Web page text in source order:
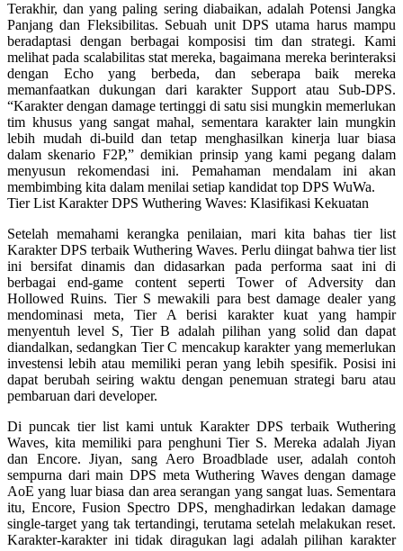
Terakhir, dan yang paling sering diabaikan, adalah Potensi Jangka
Panjang dan Fleksibilitas. Sebuah unit DPS utama harus mampu
beradaptasi dengan berbagai komposisi tim dan strategi. Kami
melihat pada scalabilitas stat mereka, bagaimana mereka berinteraksi
dengan Echo yang berbeda, dan seberapa baik mereka
memanfaatkan dukungan dari karakter Support atau Sub-DPS.
“Karakter dengan damage tertinggi di satu sisi mungkin memerlukan
tim khusus yang sangat mahal, sementara karakter lain mungkin
lebih mudah di-build dan tetap menghasilkan kinerja luar biasa
dalam skenario F2P,” demikian prinsip yang kami pegang dalam
menyusun rekomendasi ini. Pemahaman mendalam ini akan
membimbing kita dalam menilai setiap kandidat top DPS WuWa.
Tier List Karakter DPS Wuthering Waves: Klasifikasi Kekuatan
Setelah memahami kerangka penilaian, mari kita bahas tier list
Karakter DPS terbaik Wuthering Waves. Perlu diingat bahwa tier list
ini bersifat dinamis dan didasarkan pada performa saat ini di
berbagai end-game content seperti Tower of Adversity dan
Hollowed Ruins. Tier S mewakili para best damage dealer yang
mendominasi meta, Tier A berisi karakter kuat yang hampir
menyentuh level S, Tier B adalah pilihan yang solid dan dapat
diandalkan, sedangkan Tier C mencakup karakter yang memerlukan
investensi lebih atau memiliki peran yang lebih spesifik. Posisi ini
dapat berubah seiring waktu dengan penemuan strategi baru atau
pembaruan dari developer.
Di puncak tier list kami untuk Karakter DPS terbaik Wuthering
Waves, kita memiliki para penghuni Tier S. Mereka adalah Jiyan
dan Encore. Jiyan, sang Aero Broadblade user, adalah contoh
sempurna dari main DPS meta Wuthering Waves dengan damage
AoE yang luar biasa dan area serangan yang sangat luas. Sementara
itu, Encore, Fusion Spectro DPS, menghadirkan ledakan damage
single-target yang tak tertandingi, terutama setelah melakukan reset.
Karakter-karakter ini tidak diragukan lagi adalah pilihan karakter